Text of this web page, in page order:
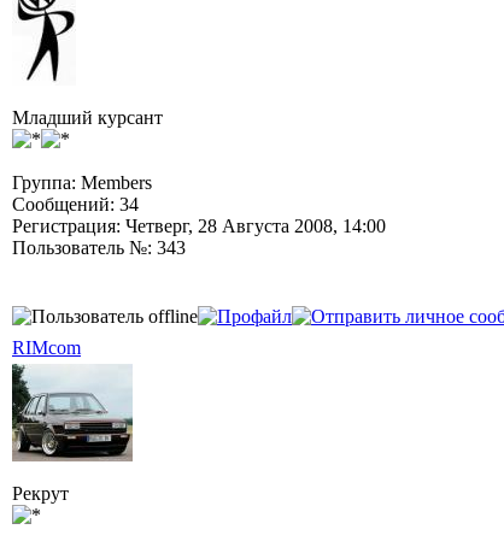
Младший курсант
Группа: Members
Сообщений: 34
Регистрация: Четверг, 28 Августа 2008, 14:00
Пользователь №: 343
RIMcom
Рекрут